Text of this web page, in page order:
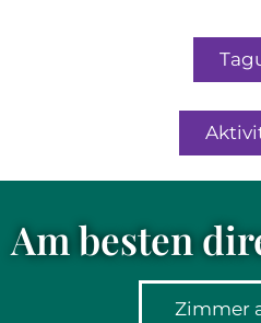
Am besten
Zimmer